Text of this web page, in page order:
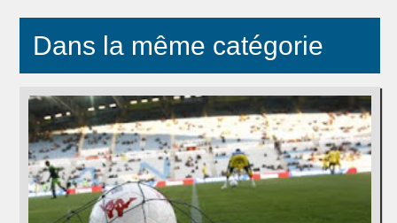
Dans la même catégorie